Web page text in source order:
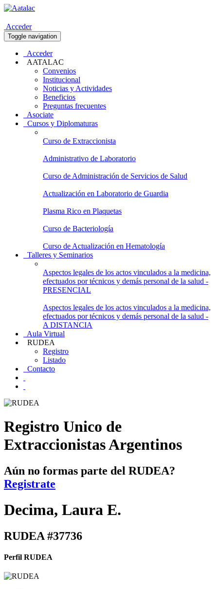
Acceder
Toggle navigation
Acceder
AATALAC
Convenios
Institucional
Noticias y Actividades
Beneficios
Preguntas frecuentes
Asociate
Cursos y Diplomaturas
Curso de Extraccionista
Administrativo de Laboratorio
Curso de Administración de Servicios de Salud
Actualización en Laboratorio de Guardia
Plasma Rico en Plaquetas
Curso de Bacteriología
Curso de Actualización en Hematología
Talleres y Seminarios
Aspectos legales de los actos vinculados a la medicina,
efectuados por técnicos y demás personal de la salud -
PRESENCIAL
Aspectos legales de los actos vinculados a la medicina,
efectuados por técnicos y demás personal de la salud -
A DISTANCIA
Aula Virtual
RUDEA
Registro
Listado
Contacto
Registro Unico de
Extraccionistas Argentinos
Aún no formas parte del RUDEA?
Registrate
Decima, Laura E.
RUDEA #37736
Perfil RUDEA